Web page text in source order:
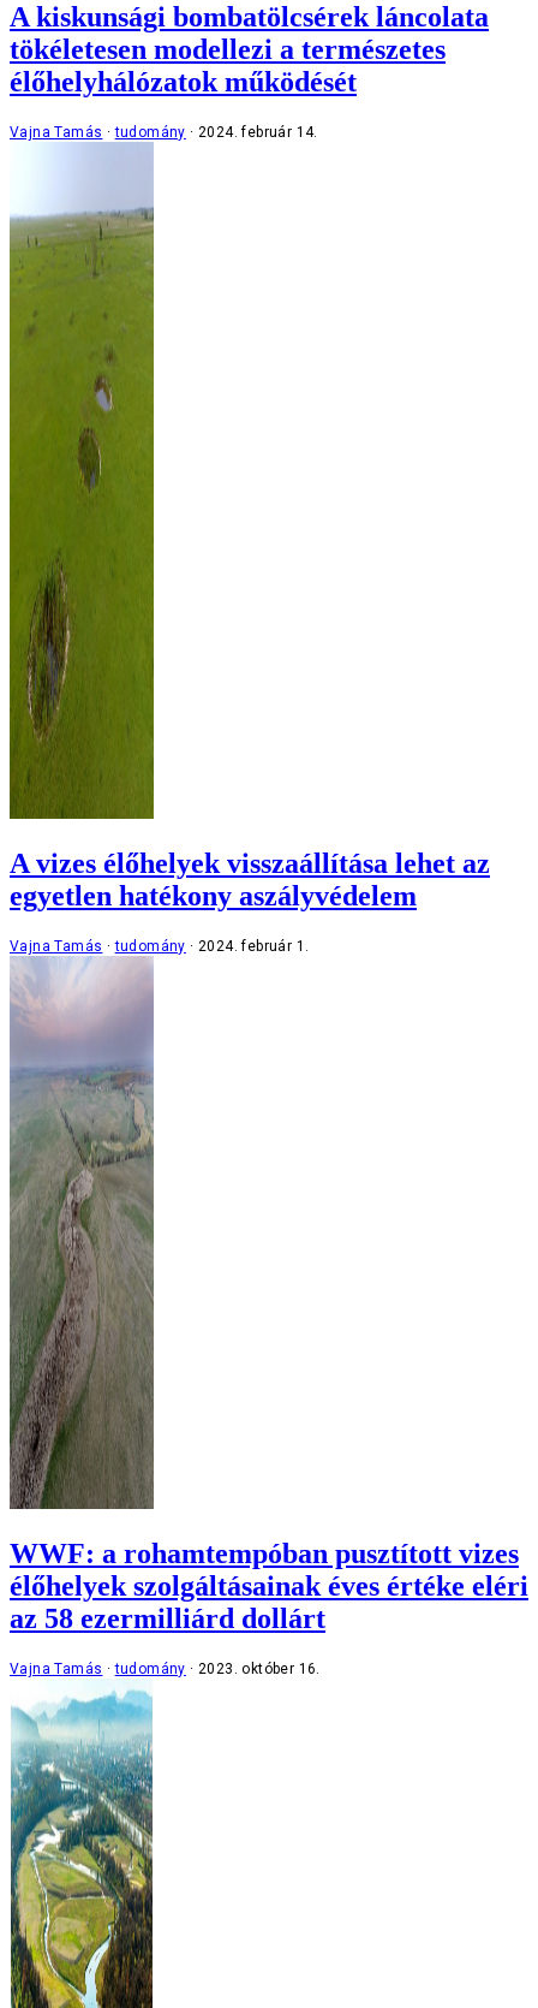
A kiskunsági bombatölcsérek láncolata
tökéletesen modellezi a természetes
élőhelyhálózatok működését
Vajna Tamás tudomány 2024. február 14.
A vizes élőhelyek visszaállítása lehet az
egyetlen hatékony aszályvédelem
Vajna Tamás tudomány 2024. február 1.
WWF: a rohamtempóban pusztított vizes
élőhelyek szolgáltásainak éves értéke eléri
az 58 ezermilliárd dollárt
Vajna Tamás tudomány 2023. október 16.